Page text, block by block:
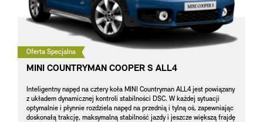
Oferta Specjalna
MINI COUNTRYMAN COOPER S ALL4
Inteligentny napęd na cztery koła MINI Countryman ALL4 jest powiązany
z układem dynamicznej kontroli stabilności DSC. W każdej sytuacji
optymalnie i płynnie rozdziela napęd na przednią i tylną oś, zapewniając
doskonałą trakcję, maksymalną stabilność jazdy i jeszcze większą frajdę